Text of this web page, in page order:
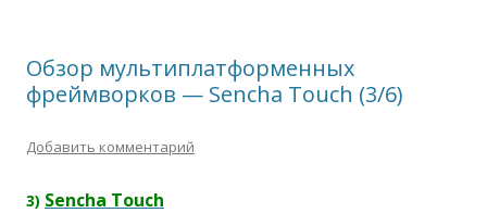
Обзор мультиплатформенных
фреймворков — Sencha Touch (3/6)
Добавить комментарий
3) Sencha Touch